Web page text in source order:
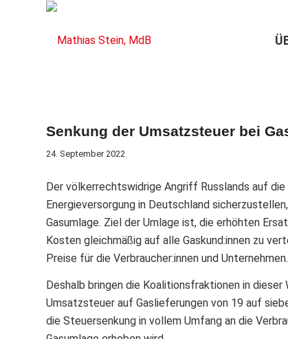
Senkung der Umsatzsteuer bei
24. September 2022
Der völkerrechtswidrige Angriff Russlands auf
Energieversorgung in Deutschland
Gasumlage. Ziel der Umlage ist, die erhöhten
Kosten gleichmäßig auf alle Gaskund:innen zu
Preise für die Verbraucher:innen und Unternehmen.
Deshalb bringen die Koalitionsfraktionen in
Umsatzsteuer auf Gaslieferungen von 19 auf
die Steuersenkung in vollem Umfang an die